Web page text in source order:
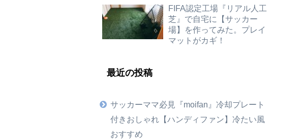
FIFA認定工場『リアル人工
芝』で自宅に【サッカー
場】を作ってみた。プレイ
マットがカギ！
最近の投稿
サッカーママ必見『moifan』冷却プレート
付きおしゃれ【ハンディファン】冷たい風
おすすめ